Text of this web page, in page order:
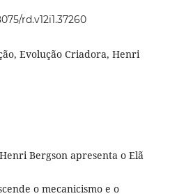
rd.v12i1.37260
Evolução Criadora, Henri
Bergson apresenta o Elã
o mecanicismo e o